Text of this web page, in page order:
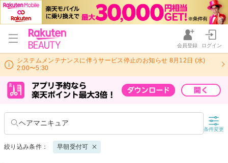
会員登録 ログイン
システムメンテナンスに伴うサービス停止のお知らせ 8月12日 (水)
2:00〜5:30
ヘアマニキュア
条件変更
絞り込み条件： 早朝受付可